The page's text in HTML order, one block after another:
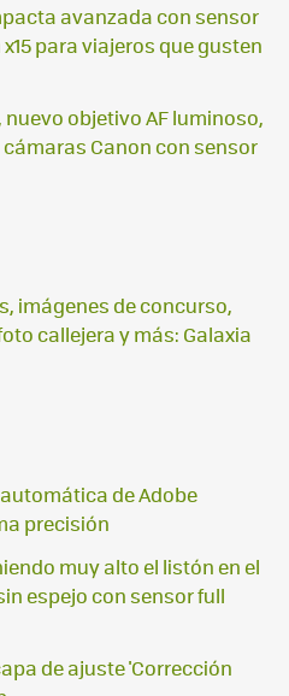
avanzada con sensor
para viajeros que gusten
nuevo objetivo AF luminoso,
Canon con sensor
imágenes de concurso,
callejera y más: Galaxia
de Adobe
precisión
muy alto el listón en el
espejo con sensor full
de ajuste 'Corrección